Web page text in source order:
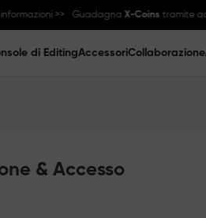
>> GuadagnaX-Coinstramite
di EditingAccessoriCollaborazione
& Accesso